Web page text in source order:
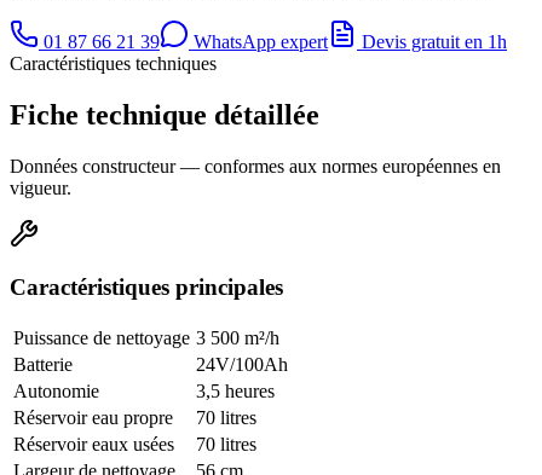
01 87 66 21 39 WhatsApp expert
Devis gratuit en 1h
Caractéristiques techniques
Fiche technique détaillée
Données constructeur — conformes aux normes européennes en
vigueur.
Caractéristiques principales
Puissance de nettoyage 3 500 m²/h
Batterie
24V/100Ah
Autonomie
3,5 heures
Réservoir eau propre
70 litres
Réservoir eaux usées
70 litres
Largeur de nettoyage
56 cm